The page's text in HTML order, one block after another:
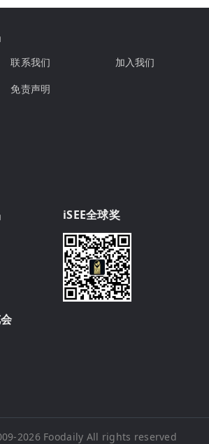
联系我们
加入我们
免责声明
iSEE全球奖
2026 Foodaily All rights reserved